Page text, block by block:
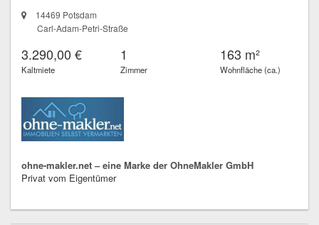
14469 Potsdam
Carl-Adam-Petri-Straße
3.290,00 €
Kaltmiete
1
Zimmer
163 m²
Wohnfläche (ca.)
ohne-makler.net – eine Marke der OhneMakler GmbH
Privat vom Eigentümer